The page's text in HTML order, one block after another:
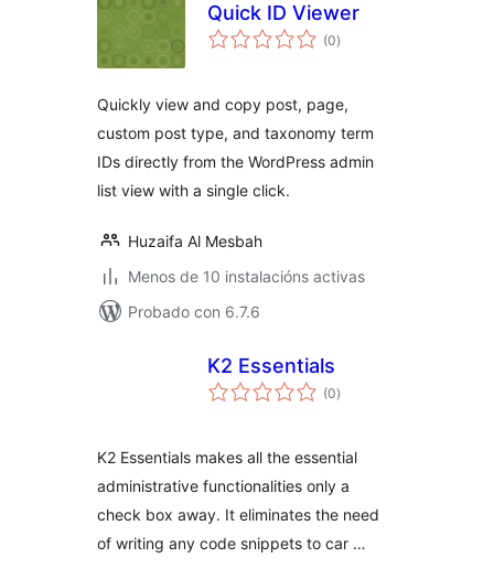
Quick ID Viewer
(0valoracións
totais
)
Quickly view and copy post, page,
custom post type, and taxonomy term
IDs directly from the WordPress admin
list view with a single click.
Huzaifa Al Mesbah
Menos de 10 instalacións activas
Probado con 6.7.6
K2 Essentials
(0valoracións
totais
)
K2 Essentials makes all the essential
administrative functionalities only a
check box away. It eliminates the need
of writing any code snippets to car …